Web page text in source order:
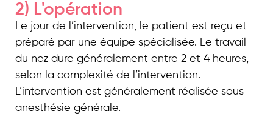
2) L'opération
Le jour de l’intervention, le patient est reçu et
préparé par une équipe spécialisée. Le travail
du nez dure généralement entre 2 et 4 heures,
selon la complexité de l’intervention.
L’intervention est généralement réalisée sous
anesthésie générale.